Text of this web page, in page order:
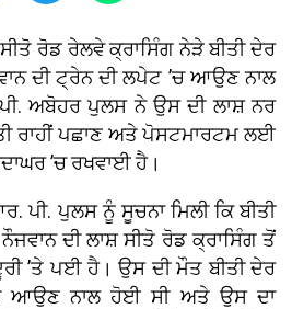
ਰੋਡ ਰੇਲਵੇ ਕ੍ਰਾਸਿੰਗ ਨੇੜੇ ਬੀਤੀ ਦੇਰ
ਦੀ ਟ੍ਰੇਨ ਦੀ ਲਪੇਟ ’ਚ ਆਉਣ ਨਾਲ
ਅਬੋਹਰ ਪੁਲਸ ਨੇ ਉਸ ਦੀ ਲਾਸ਼ ਨਰ
ਰਾਹੀਂ ਪਛਾਣ ਅਤੇ ਪੋਸਟਮਾਰਟਮ ਲਈ
’ਚ ਰਖਵਾਈ ਹੈ।
ਪੀ. ਪੁਲਸ ਨੂੰ ਸੂਚਨਾ ਮਿਲੀ ਕਿ ਬੀਤੀ
ਦੀ ਲਾਸ਼ ਸੀਤੋ ਰੋਡ ਕ੍ਰਾਸਿੰਗ ਤੋਂ
’ਤੇ ਪਈ ਹੈ। ਉਸ ਦੀ ਮੌਤ ਬੀਤੀ ਦੇਰ
ਆਉਣ ਨਾਲ ਹੋਈ ਸੀ ਅਤੇ ਉਸ ਦਾ